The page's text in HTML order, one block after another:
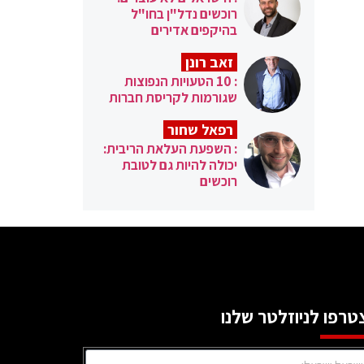
רוכשים נדל"ן בחו"ל
בהיקפים אדירים
זאב רונן
: 10 הטעויות הנפוצות
שגורמות לקריסת חברות
רפאל שחור
: השפעת העלאת הריבית:
יכולה להיות גם לטובת
רוכשים
לניוזלטר שלנו